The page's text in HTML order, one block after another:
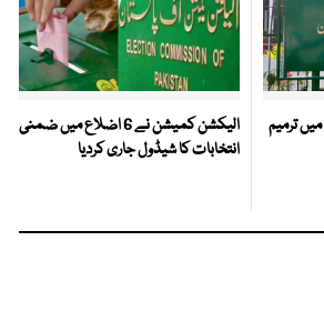
الیکشن کمیشن نے رولز 2017 میں ترمیم
الیکشن کمیشن نے 6 اضلاع میں ضمنی
انتخابات کا شیڈول جاری کردیا